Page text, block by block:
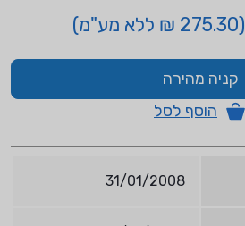
(275.30 ₪ ללא מע"מ)
קניה מהירה
הוסף לסל
31/01/2008